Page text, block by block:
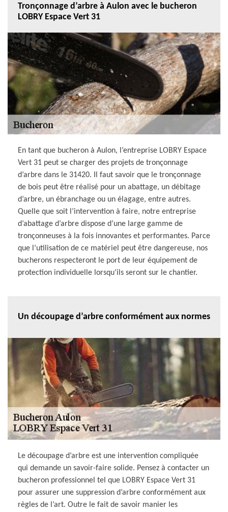
Tronçonnage d’arbre à Aulon avec le bucheron
LOBRY Espace Vert 31
En tant que bucheron à Aulon, l’entreprise LOBRY Espace
Vert 31 peut se charger des projets de tronçonnage
d’arbre dans le 31420. Il faut savoir que le tronçonnage
de bois peut être réalisé pour un abattage, un débitage
d’arbre, un ébranchage ou un élagage, entre autres.
Quelle que soit l’intervention à faire, notre entreprise
d’abattage d’arbre dispose d’une large gamme de
tronçonneuses à la fois innovantes et performantes. Parce
que l’utilisation de ce matériel peut être dangereuse, nos
bucherons respecteront le port de leur équipement de
protection individuelle lorsqu’ils seront sur le chantier.
Un découpage d’arbre conformément aux normes
Le découpage d’arbre est une intervention compliquée
qui demande un savoir-faire solide. Pensez à contacter un
bucheron professionnel tel que LOBRY Espace Vert 31
pour assurer une suppression d’arbre conformément aux
règles de l’art. Outre le fait de savoir manier les